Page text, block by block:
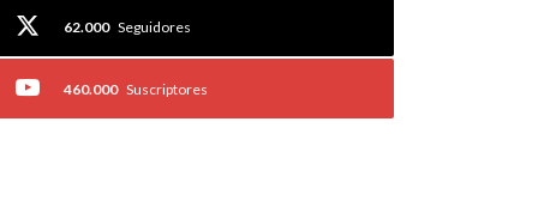
62.000 Seguidores
460.000 Suscriptores